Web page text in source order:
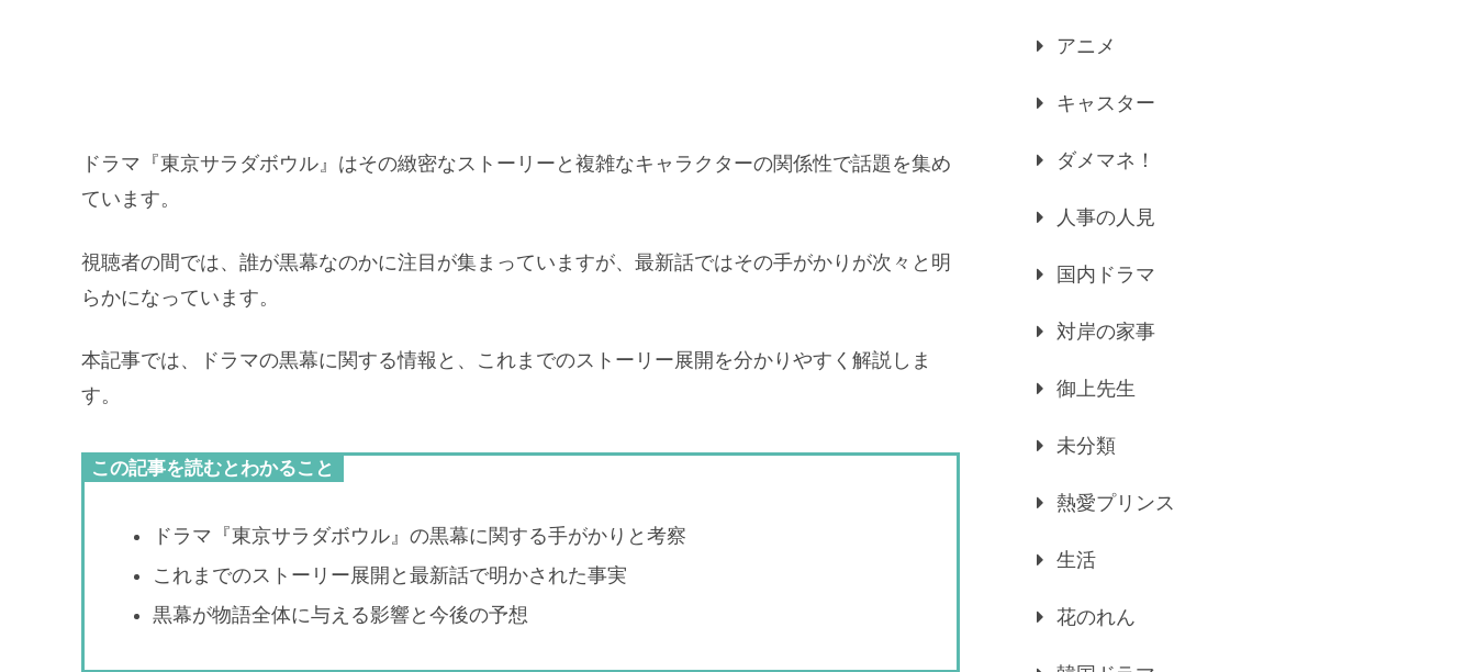
ドラマ『東京サラダボウル』はその緻密なストーリーと複雑なキャラクターの関係性で話題を集め
ています。
視聴者の間では、誰が黒幕なのかに注目が集まっていますが、最新話ではその手がかりが次々と明
らかになっています。
本記事では、ドラマの黒幕に関する情報と、これまでのストーリー展開を分かりやすく解説しま
す。
この記事を読むとわかること
ドラマ『東京サラダボウル』の黒幕に関する手がかりと考察
これまでのストーリー展開と最新話で明かされた事実
黒幕が物語全体に与える影響と今後の予想
アニメ
キャスター
ダメマネ！
人事の人見
国内ドラマ
対岸の家事
御上先生
未分類
熱愛プリンス
生活
花のれん